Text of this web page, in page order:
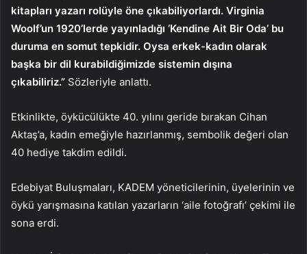
kitapları yazarı rolüyle öne çıkabiliyorlardı. Virginia
Woolf’un 1920’lerde yayınladığı ‘Kendine Ait Bir Oda’ bu
duruma en somut tepkidir. Oysa erkek-kadın olarak
başka bir dil kurabildiğimizde sistemin dışına
çıkabiliriz.” Sözleriyle anlattı.
Etkinlikte, öykücülükte 40. yılını geride bırakan Cihan
Aktaş’a, kadın emeğiyle hazırlanmış, sembolik değeri olan
40 hediye takdim edildi.
Edebiyat Buluşmaları, KADEM yöneticilerinin, üyelerinin ve
öykü yarışmasına katılan yazarların ‘aile fotoğrafı’ çekimi ile
sona erdi.